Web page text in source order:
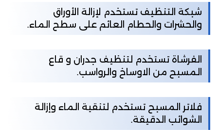
شبكة التنظيف تستخدم لإزالة الأوراق
والحشرات والحطام العائم على سطح الماء.
الفرشاة تستخدم لتنظيف جدران و قاع
المسبح من الاوساخ والرواسب.
فلاتر المسبح تستخدم لتنقية الماء وإزالة
الشوائب الدقيقة.